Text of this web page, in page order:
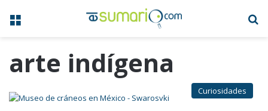
Menú
arte indígena
Curiosidades